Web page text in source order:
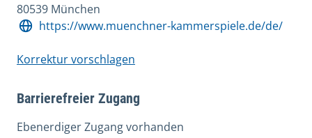
80539 München
https://www.muenchner-kammerspiele.de/de/
Korrektur vorschlagen
Barrierefreier Zugang
Ebenerdiger Zugang vorhanden